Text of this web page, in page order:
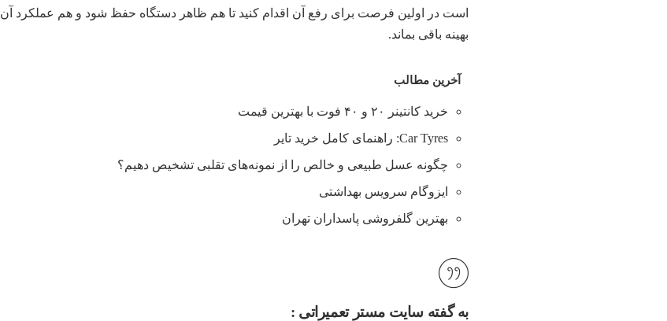
است در اولین فرصت برای رفع آن اقدام کنید تا هم ظاهر دستگاه حفظ شود و هم عملکرد آن
بهینه باقی بماند.
آخرین مطالب
خرید کانتینر ۲۰ و ۴۰ فوت با بهترین قیمت
Car Tyres: راهنمای کامل خرید تایر
چگونه عسل طبیعی و خالص را از نمونه‌های تقلبی تشخیص دهیم؟
ایزوگام سرویس بهداشتی
بهترین گلفروشی پاسداران تهران
به گفته سایت مستر تعمیراتی :